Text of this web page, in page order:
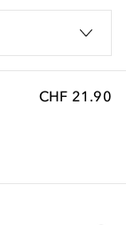
CHF 21.90